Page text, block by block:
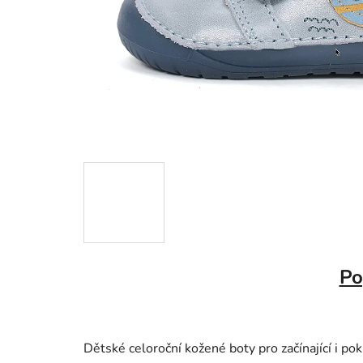
Dětské celoroční kožené boty pro začínající i